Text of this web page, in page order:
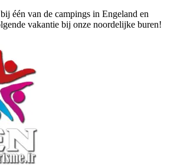
één van de campings in Engeland en
vakantie bij onze noordelijke buren!